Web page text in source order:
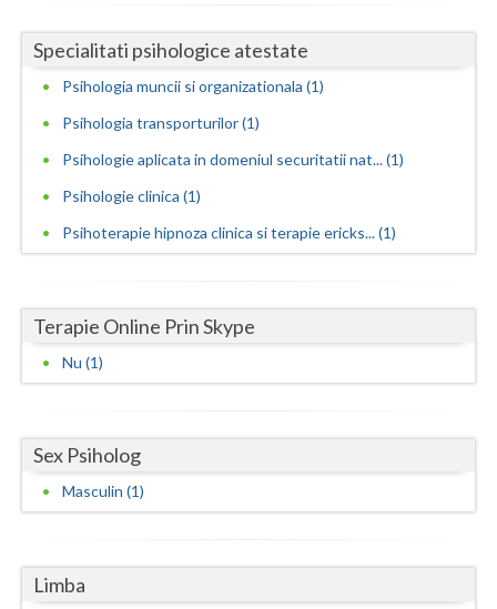
Vaslui
Examinare psihologica in vederea autorizarii e... (1)
Examinare si avizare psihologica in vederea ang... (1)
Examinare si avizare psihologica in vederea obt... (1)
Examinare si avizare psihologica in vederea obt... (1)
Examinare si avizare psihologica in vederea obt... (1)
Expertiza psihologica clinica (1)
Specialitati psihologice atestate
Psihologia muncii si organizationala (1)
Psihologia transporturilor (1)
Psihologie aplicata in domeniul securitatii nat... (1)
Psihologie clinica (1)
Psihoterapie hipnoza clinica si terapie ericks... (1)
Terapie Online Prin Skype
Nu (1)
Sex Psiholog
Masculin (1)
Limba